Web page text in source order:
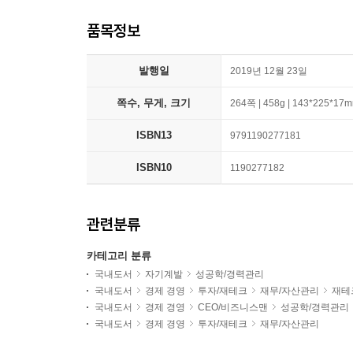
품목정보
발행일 2019년 12월 23일
쪽수, 무게, 크기 264쪽 | 458g |
ISBN13 9791190277181
ISBN10 1190277182
관련분류
카테고리 분류
국내도서 자기계발
성공학/경력관리
국내도서
경제 경영 투자/재테크 재무/자산관리
재테
국내도서
경제 경영 CEO/비즈니스맨
성공학/경력관리
국내도서
경제 경영 투자/재테크 재무/자산관리